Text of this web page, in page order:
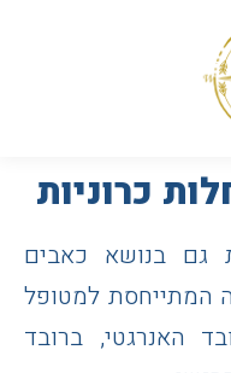
כרוניות
גם בנושא כאבים
המתייחסת למטופל
ברובד האנרגטי, ברובד